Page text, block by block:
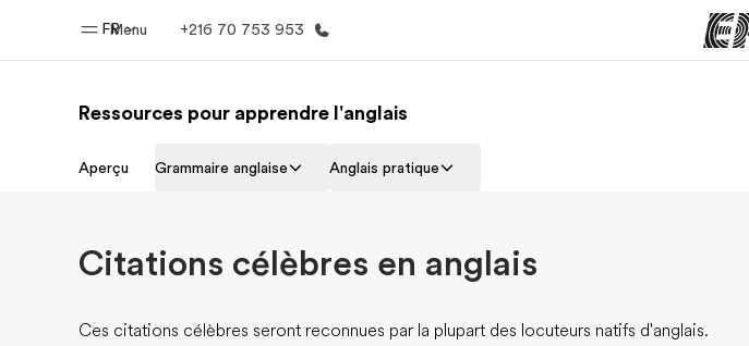
Menu
FR +216 70 753 953
Accueil Programmes
Ressources pour apprendre l'anglais
Aperçu Grammaire anglaise Anglais pratique
Citations célèbres en anglais
Ces citations célèbres seront reconnues par la plupart des locuteurs natifs d'anglais.